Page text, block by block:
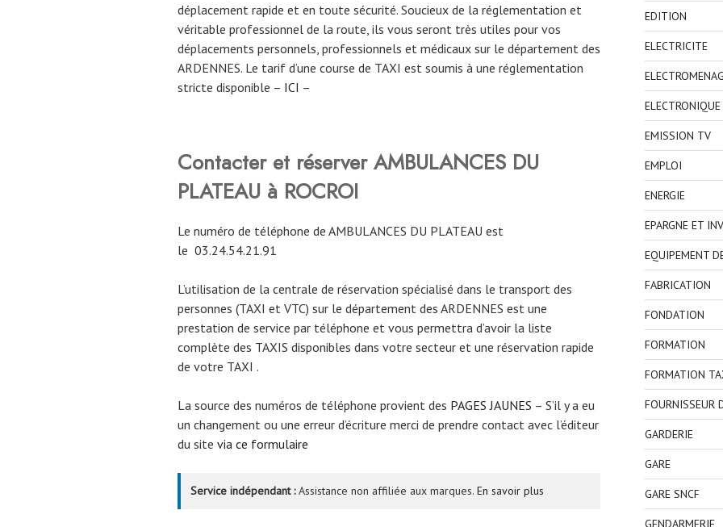
déplacement rapide et en toute sécurité. Soucieux de la réglementation et
véritable professionnel de la route, ils vous seront très utiles pour vos
déplacements personnels, professionnels et médicaux sur le département des
ARDENNES. Le tarif d’une course de TAXI est soumis à une réglementation
stricte disponible – ICI –
Contacter et réserver AMBULANCES DU
PLATEAU à ROCROI
Le numéro de téléphone de AMBULANCES DU PLATEAU est
le 03.24.54.21.91
L’utilisation de la centrale de réservation spécialisé dans le transport des
personnes (TAXI et VTC) sur le département des ARDENNES est une
prestation de service par téléphone et vous permettra d’avoir la liste
complète des TAXIS disponibles dans votre secteur et une réservation rapide
de votre TAXI .
La source des numéros de téléphone provient des PAGES JAUNES – S’il y a eu
un changement ou une erreur d’écriture merci de prendre contact avec l’éditeur
du site via ce formulaire
Service indépendant :Assistance non affiliée aux marques. En savoir plus
EDITION
ELECTRICITE
EMISSION TV
EMPLOI
ENERGIE
EPARGNE ET
EQUIPEMENT
FABRICATION
FONDATION
FORMATION
FORMATION
FOURNISSEUR
GARDERIE
GARE
GARE SNCF
GENDARMERIE